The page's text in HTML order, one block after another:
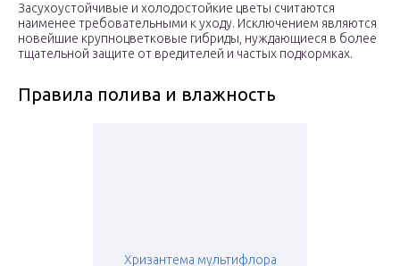
Засухоустойчивые и холодостойкие цветы считаются
наименее требовательными к уходу. Исключением являются
новейшие крупноцветковые гибриды, нуждающиеся в более
тщательной защите от вредителей и частых подкормках.
Правила полива и влажность
Хризантема мультифлора